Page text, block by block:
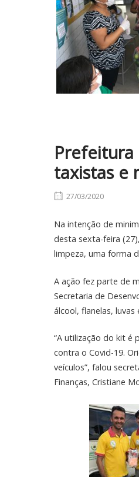
Prefeitura
taxistas e
27/03/2020
Na intenção de
desta sexta-feira
limpeza, uma forma
A ação fez parte de
Secretaria de
álcool, flanelas,
“A utilização do kit é
contra o Covid-19.
veículos”, falou
Finanças, Cristiane